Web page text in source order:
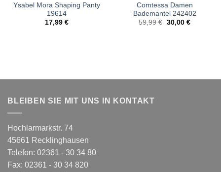
Ysabel Mora Shaping Panty
19614
17,99 €
Comtessa Damen
Bademantel 242402
59,99€ Ursprünglicher
30,00 €Aktueller
BLEIBEN SIE MIT UNS IN KONTAKT
Hochlarmarkstr. 74
45661 Recklinghausen
Telefon: 02361 - 30 34 80
Fax: 02361 - 30 34 820